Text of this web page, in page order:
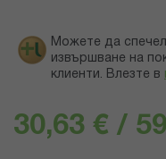
Можете да
извършване на
клиенти. Влезте в
30,63 € /